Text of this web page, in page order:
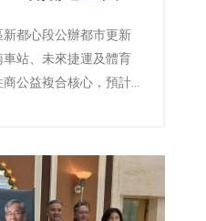
都心段公辦都市更新
站、未來捷運及體育
公益複合核心，預計